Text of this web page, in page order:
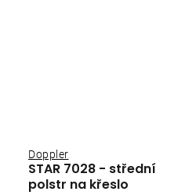
STAR 7028 - střední
polstr na křeslo
Doppler